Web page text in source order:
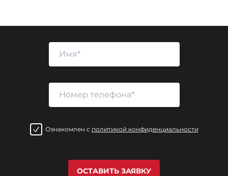
Ознакомлен с политикой конфиденциальности
ОСТАВИТЬ ЗАЯВКУ